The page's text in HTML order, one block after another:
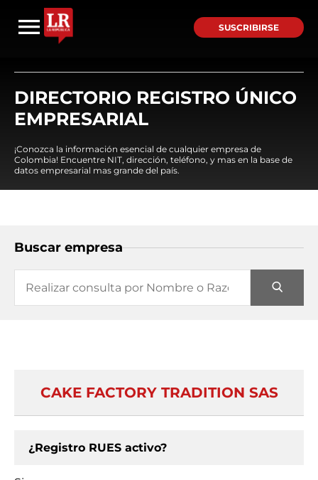
SUSCRIBIRSE
DIRECTORIO REGISTRO ÚNICO
EMPRESARIAL
¡Conozca la información esencial de cualquier empresa de
Colombia! Encuentre NIT, dirección, teléfono, y mas en la base de
datos empresarial mas grande del país.
Buscar empresa
CAKE FACTORY TRADITION SAS
¿Registro RUES activo?